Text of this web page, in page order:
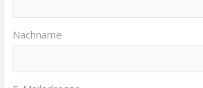
Nachname